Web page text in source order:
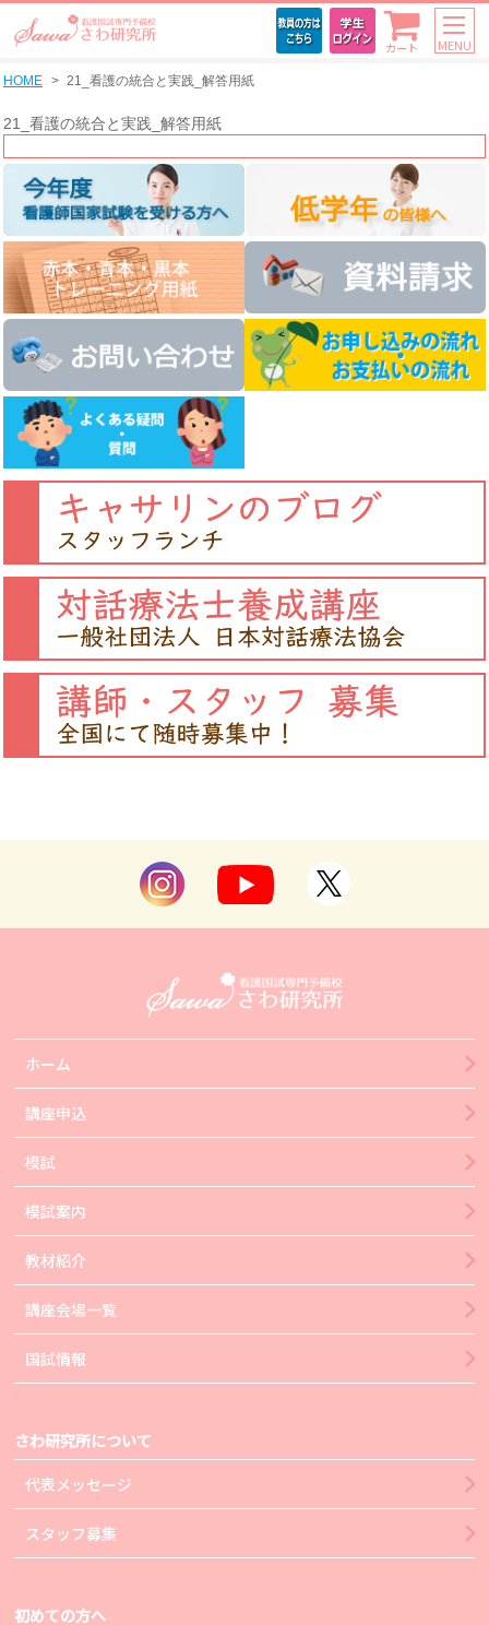
カート MENU
HOME 21_看護の統合と実践_解答用紙
21_看護の統合と実践_解答用紙
ホーム
講座申込
模試
模試案内
教材紹介
講座会場一覧
国試情報
さわ研究所について
代表メッセージ
スタッフ募集
初めての方へ